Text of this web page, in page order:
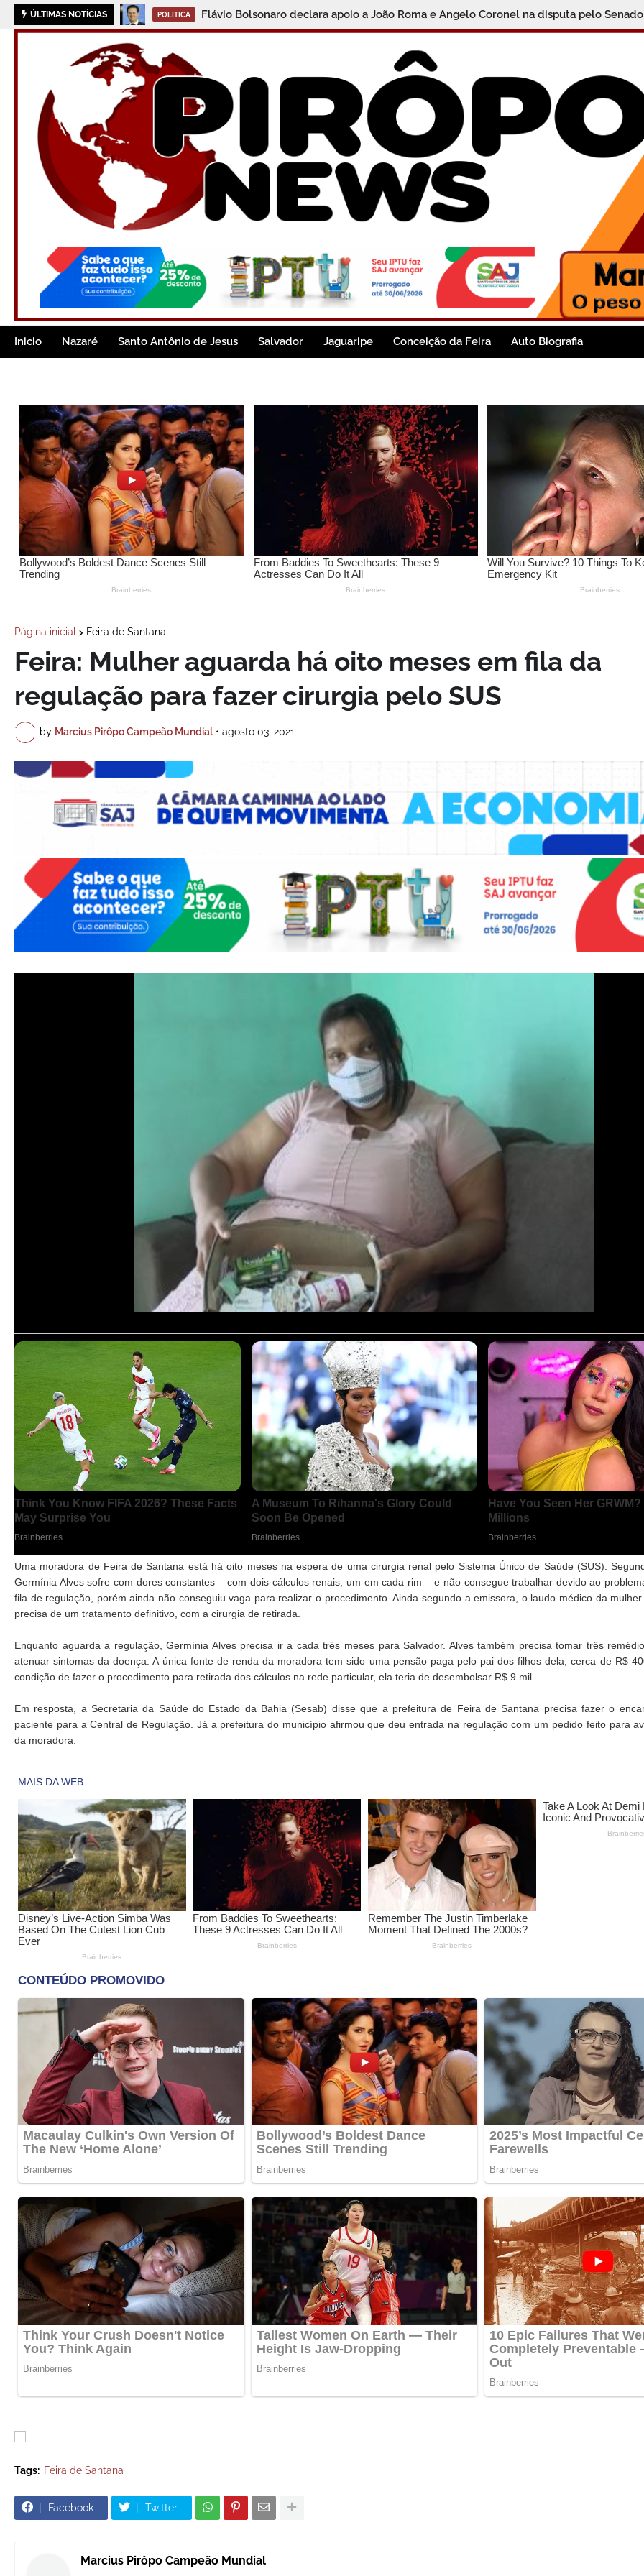
ÚLTIMAS NOTÍCIAS POLITICA Flávio Bolsonaro declara apoio a João Roma e Angelo Coronel na disputa pelo
Inicio Nazaré Santo Antônio de Jesus Salvador Jaguaripe Conceição da Feira Auto Biografia
Página inicial Feira de Santana
Feira: Mulher aguarda há oito meses em fila da
regulação para fazer cirurgia pelo SUS
by Marcius Pirôpo Campeão Mundial • agosto 03, 2021
Uma moradora de Feira de Santana está há oito meses na espera de uma cirurgia renal pelo Sistema Único de Saúde (SUS).
Germínia Alves sofre com dores constantes – com dois cálculos renais, um em cada rim – e não consegue trabalhar devido ao
fila de regulação, porém ainda não conseguiu vaga para realizar o procedimento. Ainda segundo a emissora, o laudo médico da
precisa de um tratamento definitivo, com a cirurgia de retirada.
Enquanto aguarda a regulação, Germínia Alves precisa ir a cada três meses para Salvador. Alves também precisa tomar três
atenuar sintomas da doença. A única fonte de renda da moradora tem sido uma pensão paga pelo pai dos filhos dela, cerca de R$
condição de fazer o procedimento para retirada dos cálculos na rede particular, ela teria de desembolsar R$ 9 mil.
Em resposta, a Secretaria da Saúde do Estado da Bahia (Sesab) disse que a prefeitura de Feira de Santana precisa fazer o
paciente para a Central de Regulação. Já a prefeitura do município afirmou que deu entrada na regulação com um pedido feito para
da moradora.
Tags: Feira de Santana
Facebook Twitter
Marcius Pirôpo Campeão Mundial